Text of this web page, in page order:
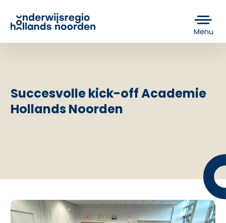
Menu
Succesvolle kick-off Academie
Hollands Noorden